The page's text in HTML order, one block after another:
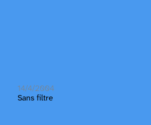
14/4/2004
Sans filtre